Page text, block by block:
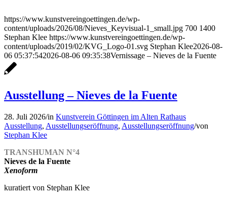
https://www.kunstvereingoettingen.de/wp-
content/uploads/2026/08/Nieves_Keyvisual-1_small.jpg 700 1400
Stephan Klee https://www.kunstvereingoettingen.de/wp-
content/uploads/2019/02/KVG_Logo-01.svg Stephan Klee2026-08-
06 05:37:542026-08-06 09:35:38Vernissage – Nieves de la Fuente
Ausstellung – Nieves de la Fuente
28. Juli 2026/in Kunstverein Göttingen im Alten Rathaus
Ausstellung, Ausstellungseröffnung, Ausstellungseröffnung/von
Stephan Klee
TRANSHUMAN N°4
Nieves de la Fuente
Xenoform
kuratiert von Stephan Klee